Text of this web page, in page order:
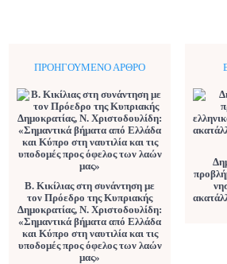
ΠΡΟΗΓΟΎΜΕΝΟ ΆΡΘΡΟ
Β. Κικίλιας στη συνάντηση με
τον Πρόεδρο της Κυπριακής
Δημοκρατίας, Ν. Χριστοδουλίδη:
«Σημαντικά βήματα από Ελλάδα
και Κύπρο στη ναυτιλία και τις
υποδομές προς όφελος των λαών
μας»